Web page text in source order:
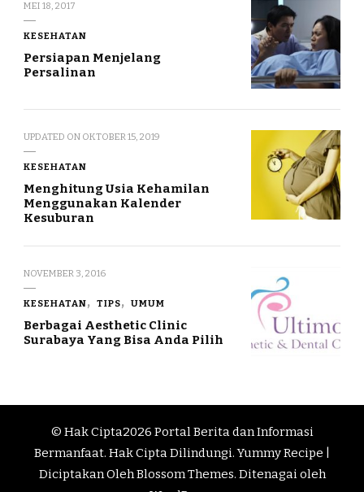
MEI 18, 2017
KESEHATAN
Persiapan Menjelang
Persalinan
UPDATED ON OKTOBER 15, 2019
KESEHATAN
Menghitung Usia Kehamilan
Menggunakan Kalender
Kesuburan
NOVEMBER 3, 2016
KESEHATAN TIPS UMUM
Berbagai Aesthetic Clinic
Surabaya Yang Bisa Anda Pilih
© Hak Cipta2026 Portal Berita dan Informasi
Bermanfaat. Hak Cipta Dilindungi.Yummy Recipe |
Diciptakan Oleh Blossom Themes. Ditenagai oleh